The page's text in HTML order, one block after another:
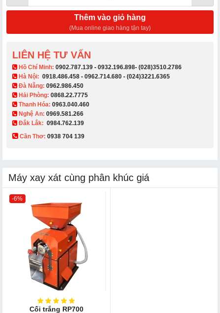
Thêm vào giỏ hàng
(Mua online giao hàng tận tay)
LIÊN HỆ TƯ VẤN
​ Hồ Chí Minh: 0902.787.139 - 0932.196.898- (028)3510.2786
Hà Nội: 0918.486.458 - 0962.714.680 - (024)3221.6365
Đà Nẵng: 0962.986.450
Hải Phòng: 0868.22.7775
Thanh Hóa: 0963.040.460
Nghệ An: 0969.581.266
Đắk Lắk: 0984.762.139
Cần Thơ: 0938 704 139​
Máy xay xát cùng phân khúc giá
-6%
Cối trắng RP700